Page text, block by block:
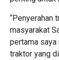
“Penyerahan
masyarakat
pertama saya
traktor yang